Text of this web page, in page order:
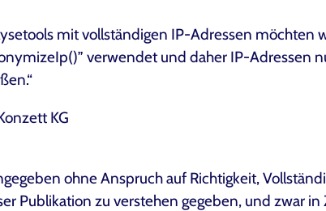
mit vollständigen IP-Adressen möchten
verwendet und daher IP-Adressen
KG
ohne Anspruch auf Richtigkeit,
Publikation zu verstehen gegeben, und zwar